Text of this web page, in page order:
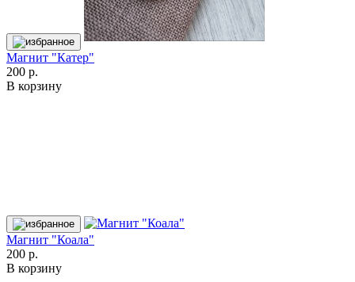
Магнит "Катер"
200 р.
В корзину
Магнит "Коала"
200 р.
В корзину